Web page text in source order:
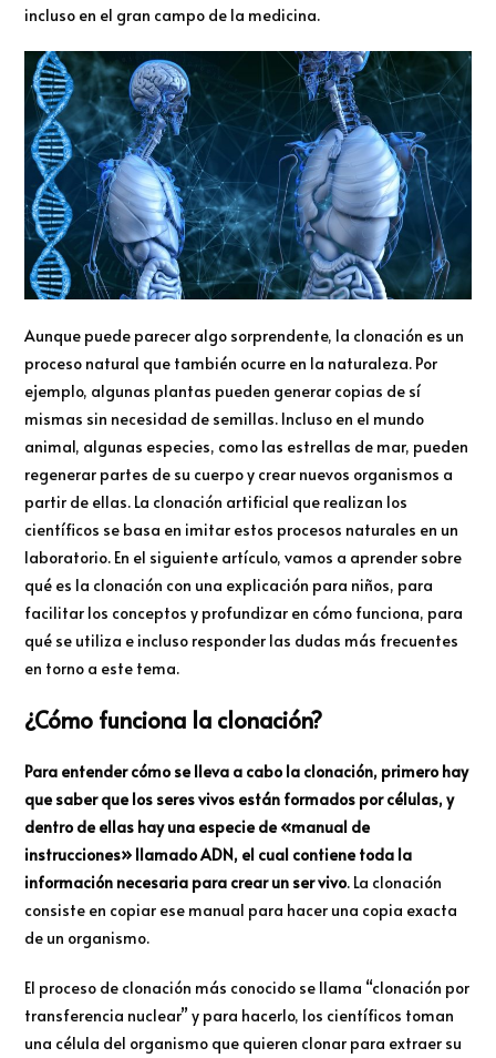
incluso en el gran campo de la medicina.
Aunque puede parecer algo sorprendente, la clonación es un
proceso natural que también ocurre en la naturaleza. Por
ejemplo, algunas plantas pueden generar copias de sí
mismas sin necesidad de semillas. Incluso en el mundo
animal, algunas especies, como las estrellas de mar, pueden
regenerar partes de su cuerpo y crear nuevos organismos a
partir de ellas. La clonación artificial que realizan los
científicos se basa en imitar estos procesos naturales en un
laboratorio. En el siguiente artículo, vamos a aprender sobre
qué es la clonación con una explicación para niños, para
facilitar los conceptos y profundizar en cómo funciona, para
qué se utiliza e incluso responder las dudas más frecuentes
en torno a este tema.
¿Cómo funciona la clonación?
Para entender cómo se lleva a cabo la clonación, primero hay
que saber que los seres vivos están formados por células, y
dentro de ellas hay una especie de «manual de
instrucciones» llamado ADN, el cual contiene toda la
información necesaria para crear un ser vivo. La clonación
consiste en copiar ese manual para hacer una copia exacta
de un organismo.
El proceso de clonación más conocido se llama “clonación por
transferencia nuclear” y para hacerlo, los científicos toman
una célula del organismo que quieren clonar para extraer su